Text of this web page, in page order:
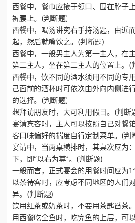
西餐中，餐巾应掖于领口、围在脖子
裤腰上。(判断题)
西餐中，喝汤讲究右手持汤匙，由近
起，然后就嘴饮之。(判断题)
西餐中，一般男主人为第一主人，在
第二主人，坐在第二主人的位置上。(
西餐中，饮不同的酒水须用不同的专
己面前的酒杯时可依次由外向内侧进
的选择。(判断题)
想拜访朋友时，大可利用假日。(判断
宴请宾客时，主人可以按照自己对餐
客口味偏好的揣度自行定制菜单。(判
宴请中，当两桌横排时，其桌次应为
下，即“以右为尊”。(判断题)
一般而言，正式宴会的用餐时间应为
以茶待客时，应考虑不同地区的人们
异。(判断题)
饮用红茶或奶茶时，不要用茶匙舀茶
用西餐吃全鱼时，吃完鱼的上层，可